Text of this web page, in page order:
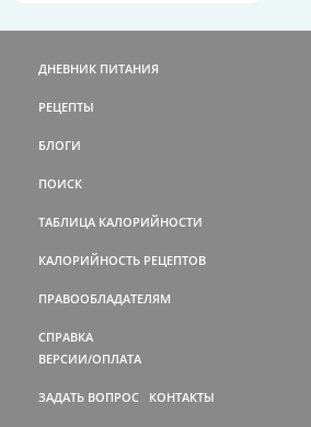
ДНЕВНИК ПИТАНИЯ
РЕЦЕПТЫ
БЛОГИ
ПОИСК
ТАБЛИЦА КАЛОРИЙНОСТИ
КАЛОРИЙНОСТЬ РЕЦЕПТОВ
ПРАВООБЛАДАТЕЛЯМ
СПРАВКА
ВЕРСИИ/ОПЛАТА
ЗАДАТЬ ВОПРОС КОНТАКТЫ